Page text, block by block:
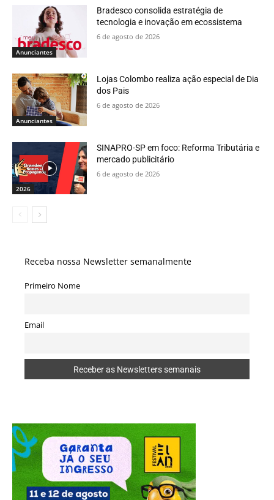
Anunciantes
Bradesco consolida estratégia de
tecnologia e inovação em ecossistema
6 de agosto de 2026
Anunciantes
Lojas Colombo realiza ação especial de Dia
dos Pais
6 de agosto de 2026
2026
SINAPRO-SP em foco: Reforma Tributária e
mercado publicitário
6 de agosto de 2026
Receba nossa Newsletter semanalmente
Primeiro Nome
Email